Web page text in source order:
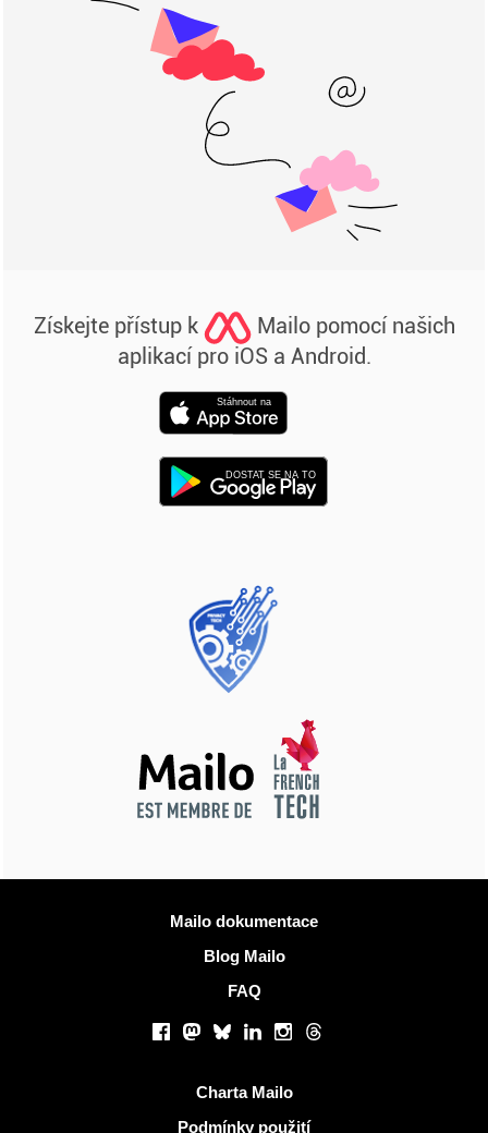
Získejte přístup k
Mailo pomocí našich
aplikací pro iOS a Android.
Stáhnout na
DOSTAT SE NA TO
Mailo dokumentace
Blog Mailo
FAQ
Facebook
Mastodon
BlueskyLinkedInInstagram
Threads
Charta Mailo
Podmínky použití